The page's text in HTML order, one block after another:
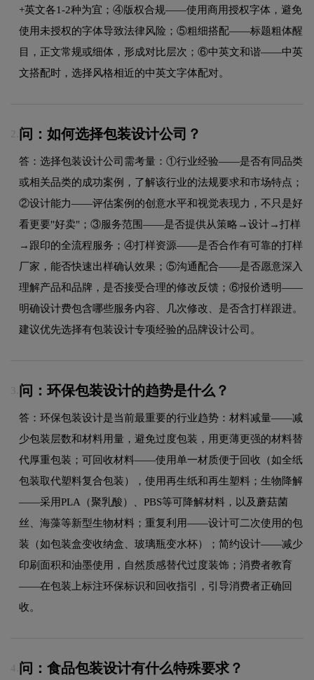
+英文各1-2种为宜；④版权合规——使用商用授权字体，避免
使用未授权的字体导致法律风险；⑤粗细搭配——标题粗体醒
目，正文常规或细体，形成对比层次；⑥中英文和谐——中英
文搭配时，选择风格相近的中英文字体配对。
2. 问：如何选择包装设计公司？
答：选择包装设计公司需考量：①行业经验——是否有同品类
或相关品类的成功案例，了解该行业的法规要求和市场特点；
②设计能力——评估案例的创意水平和视觉表现力，不只是好
看更要"好卖"；③服务范围——是否提供从策略→设计→打样
→跟印的全流程服务；④打样资源——是否合作有可靠的打样
厂家，能否快速出样确认效果；⑤沟通配合——是否愿意深入
理解产品和品牌，是否接受合理的修改反馈；⑥报价透明——
明确设计费包含哪些服务内容、几次修改、是否含打样跟进。
建议优先选择有包装设计专项经验的品牌设计公司。
3. 问：环保包装设计的趋势是什么？
答：环保包装设计是当前最重要的行业趋势：材料减量——减
少包装层数和材料用量，避免过度包装，用更薄更强的材料替
代厚重包装；可回收材料——使用单一材质便于回收（如全纸
包装取代塑料复合包装），使用再生纸和再生塑料；生物降解
——采用PLA（聚乳酸）、PBS等可降解材料，以及蘑菇菌
丝、海藻等新型生物材料；重复利用——设计可二次使用的包
装（如包装盒变收纳盒、玻璃瓶变水杯）；简约设计——减少
印刷面积和油墨使用，自然质感替代过度装饰；消费者教育
——在包装上标注环保标识和回收指引，引导消费者正确回
收。
4. 问：食品包装设计有什么特殊要求？